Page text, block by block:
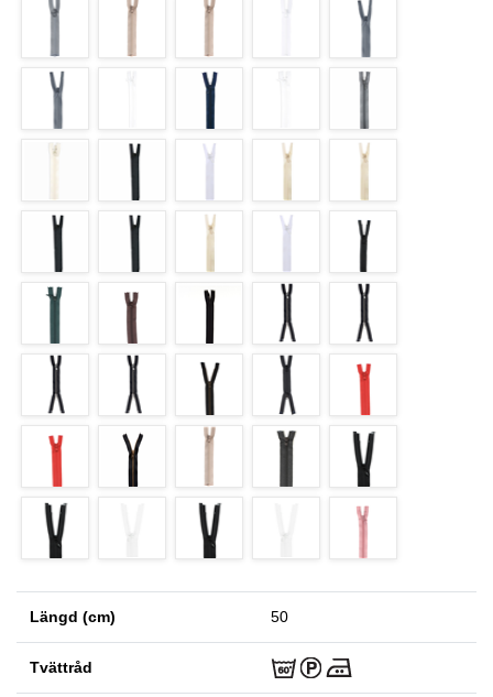
Längd (cm) 50
Tvättråd